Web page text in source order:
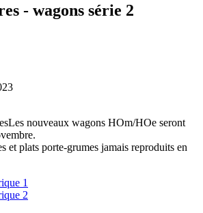
- wagons série 2
Les nouveaux wagons HOm/HOe seront
et plats porte-grumes jamais reproduits en